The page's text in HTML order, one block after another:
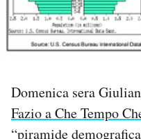
Domenica sera
Fazio a Che Tempo
“piramide